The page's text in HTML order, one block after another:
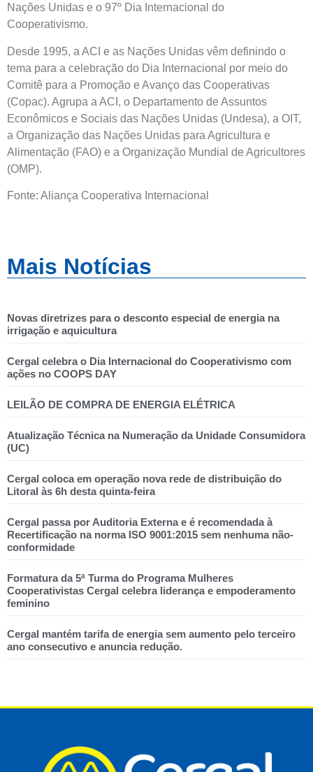
Nações Unidas e o 97º Dia Internacional do
Cooperativismo.
Desde 1995, a ACI e as Nações Unidas vêm definindo o
tema para a celebração do Dia Internacional por meio do
Comitê para a Promoção e Avanço das Cooperativas
(Copac). Agrupa a ACI, o Departamento de Assuntos
Econômicos e Sociais das Nações Unidas (Undesa), a OIT,
a Organização das Nações Unidas para Agricultura e
Alimentação (FAO) e a Organização Mundial de Agricultores
(OMP).
Fonte: Aliança Cooperativa Internacional
Mais Notícias
Novas diretrizes para o desconto especial de energia na
irrigação e aquicultura
Cergal celebra o Dia Internacional do Cooperativismo com
ações no COOPS DAY
LEILÃO DE COMPRA DE ENERGIA ELÉTRICA
Atualização Técnica na Numeração da Unidade Consumidora
(UC)
Cergal coloca em operação nova rede de distribuição do
Litoral às 6h desta quinta-feira
Cergal passa por Auditoria Externa e é recomendada à
Recertificação na norma ISO 9001:2015 sem nenhuma não-
conformidade
Formatura da 5ª Turma do Programa Mulheres
Cooperativistas Cergal celebra liderança e empoderamento
feminino
Cergal mantém tarifa de energia sem aumento pelo terceiro
ano consecutivo e anuncia redução.